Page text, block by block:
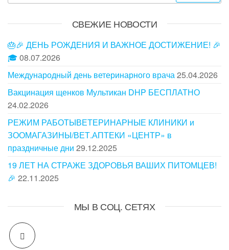
СВЕЖИЕ НОВОСТИ
🎂🎉 ДЕНЬ РОЖДЕНИЯ И ВАЖНОЕ ДОСТИЖЕНИЕ! 🎉
🎓08.07.2026
Международный день ветеринарного врача25.04.2026
Вакцинация щенков Мультикан DHP БЕСПЛАТНО
24.02.2026
РЕЖИМ РАБОТЫВЕТЕРИНАРНЫЕ КЛИНИКИ и
ЗООМАГАЗИНЫ/ВЕТ.АПТЕКИ «ЦЕНТР» в
праздничные дни 29.12.2025
19 ЛЕТ НА СТРАЖЕ ЗДОРОВЬЯ ВАШИХ ПИТОМЦЕВ!
🎉 22.11.2025
МЫ В СОЦ. СЕТЯХ